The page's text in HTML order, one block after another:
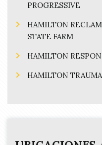
PROGRESSIVE
HAMILTON
STATE FARM
HAMILTON
HAMILTON